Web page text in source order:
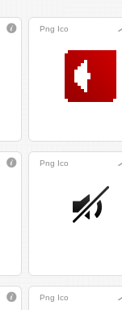
Png Ico
Png Ico
Png Ico